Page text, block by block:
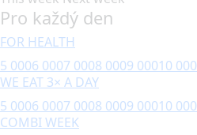
Pro každý den
FOR HEALTH
5 0006 0007 0008 0009 00010 000
WE EAT 3× A DAY
5 0006 0007 0008 0009 00010 000
COMBI WEEK